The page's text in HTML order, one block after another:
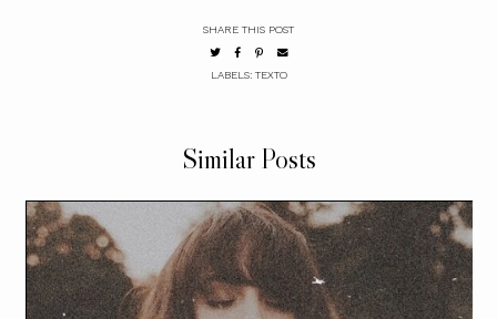
SHARE THIS POST
LABELS: TEXTO
Similar Posts